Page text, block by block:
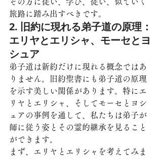
旅路に踏み出すべきです。
2. 旧約に現れる弟子道の原理：
エリヤとエリシャ、モーセとヨ
シュア
弟子道は新約だけに現れる概念ではあ
りません。旧約聖書にも弟子道の原理
を示す美しい関係があります。特にエ
リヤとエリシャ、そしてモーセとヨシ
ュアの事例を通して、私たちは弟子が
師に従う姿とその霊的継承を見ること
ができます。
まず、エリヤとエリシャを考えてみま